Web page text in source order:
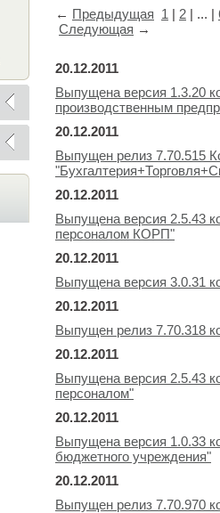
← Предыдущая 1 | 2 | ... |
Следующая →
20.12.2011
Выпущена версия 1.3.20
производственным
20.12.2011
Выпущен релиз 7.70.515
20.12.2011
Выпущена версия 2.5.43
персоналом КОРП"
20.12.2011
Выпущена версия 3.0.31
20.12.2011
Выпущен релиз 7.70.318
20.12.2011
Выпущена версия 2.5.43
персоналом"
20.12.2011
Выпущена версия 1.0.33
бюджетного учреждения"
20.12.2011
Выпущен релиз 7.70.970